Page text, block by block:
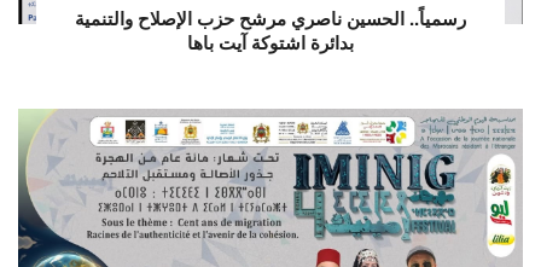
رسمياً.. الحسين ناصري مرشح حزب الإصلاح والتنمية
بدائرة اشتوكة آيت باها